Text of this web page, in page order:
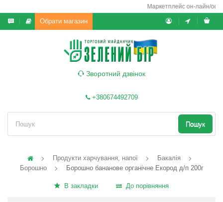
Маркетплейс он-лайн/офф-
Обрати магазин
Зворотний дзвінок
+380674492709
Пошук
Продукти харчування, напої
Бакалія
Борошно
Борошно бананове органічне Екород д/п 200г
В закладки До порівняння